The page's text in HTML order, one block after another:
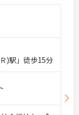
)駅」徒歩15分